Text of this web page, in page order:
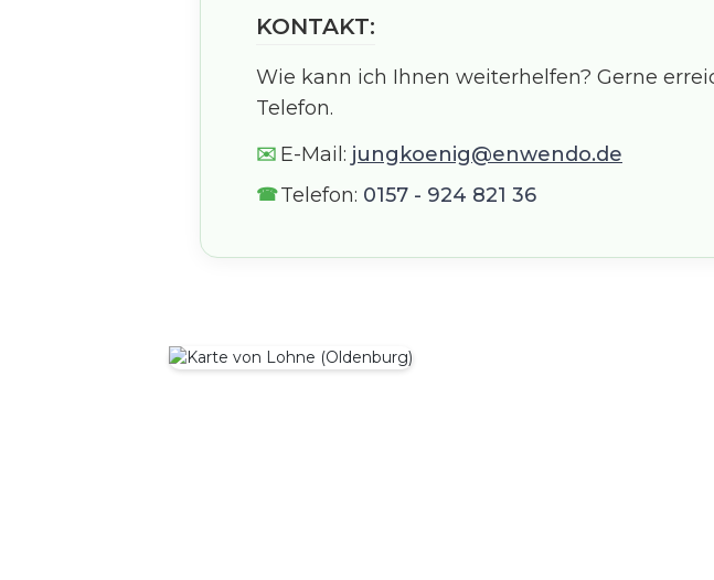
KONTAKT:
Wie kann ich Ihnen weiterhelfen? Gerne
Telefon.
E-Mail: jungkoenig@enwendo.de
Telefon: 0157 - 924 821 36